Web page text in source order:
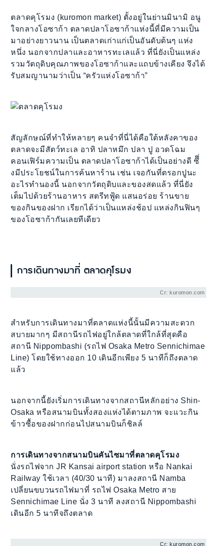
ตลาดคุโรมง (kuromon market) ตั้งอยู่ในย่านมินามิ อนู
ใจกลางโอซาก้า ตลาดปลาโอซาก้าแห่งนี้ที่มีความเป็น
มาอย่างยาวนาน เป็นตลาดเก่าแก่เป็นอันดับต้นๆ แห่ง
หนึ่ง นอกจากปลาและอาหารทะเลแล้ว ที่นี่ยังเป็นแหล่ง
รวมวัตถุดิบคุณภาพของโอซาก้าและแถบข้างเคียง จึงได้
รับสมญานามว่าเป็น “ครัวแห่งโอซาก้า”
สัญลักษณ์ที่ทำให้หลายๆ คนจำที่นี่ได้คือใต้หลังคาของ
ตลาดจะมีสัตว์ทะเล อาทิ ปลาหมึก ปลา ปู อวดโฉม
คอนเฟิร์มความเป็น ตลาดปลาโอซาก้าได้เป็นอย่างดี ซึึ่
งมีประโยชน์ในการค้นหาร้าน เช่น เจอกันที่ตรอกปูนะ
อะไรทำนองนี้ นอกจากวัตถุดิบและของสดแล้ว ที่นี่ยัง
เต็มไปด้วยร้านอาหาร สตรีทฟู้ด แสนอร่อย ร้านขาย
ของกินของฝาก เรียกได้ว่าเป็นแหล่งช้อป แหล่งกินฟินๆ
ของโอซาก้ากันเลยทีเดียว
การเดินทางมาที่ ตลาดคุโรมง
Cr: kuromon.com
สำหรับการเดินทางมาที่ตลาดแห่งนี้นั้นมีความสะดวก
สบายมากๆ มีสถานีรถไฟอยู่ใกล้ตลาดที่ใกล้ที่สุดคือ
สถานี Nippombashi (รถไฟ Osaka Metro Sennichimae
Line) โดยใช้ทางออก 10 เดินอีกเพียง 5 นาทีก็ถึงตลาด
แล้ว
นอกจากนี้ยังเริ่มการเดินทางจากสถานีหลักอย่าง Shin-
Osaka หรือสนามบินทั้งสองแห่งได้ตามภาพ จะแวะกิน
ข้าวซื้อของฝากก่อนไปสนามบินก็ชิลล์
การเดินทางจากสนามบินคันไซมาที่ตลาดคุโรมง
นั่งรถไฟจาก JR Kansai airport station หรือ Nankai
Railway ใช้เวลา (40/30 นาที) มาลงสถานี Namba
เปลี่ยนขบวนรถไฟมาที่ รถไฟ Osaka Metro สาย
Sennichimae Line นั่ง 3 นาที ลงสถานี Nippombashi
เดินอีก 5 นาทีจถึงตลาด
Cr: kuromon.com